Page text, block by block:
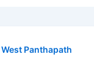
West Panthapath